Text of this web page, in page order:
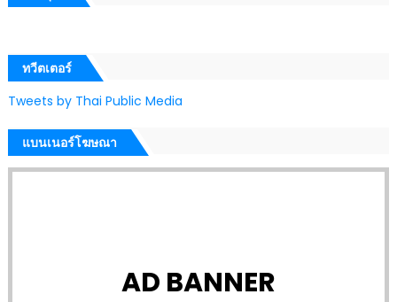
ทวีตเตอร์
Tweets by Thai Public Media
แบนเนอร์โฆษณา
AD BANNER